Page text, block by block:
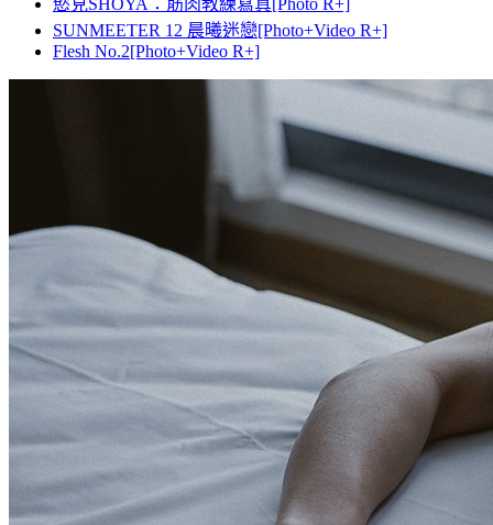
SUNMEETER 12 晨曦迷戀[Photo+Video R+]
Flesh No.2[Photo+Video R+]